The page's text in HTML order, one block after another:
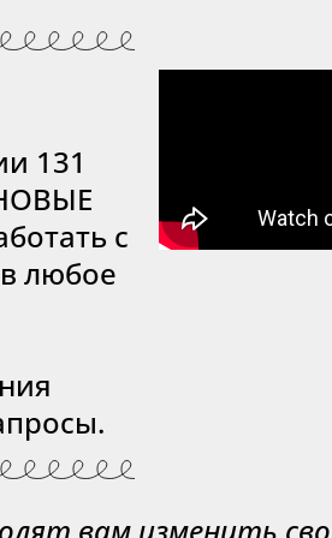
131
с
любое
вам изменить